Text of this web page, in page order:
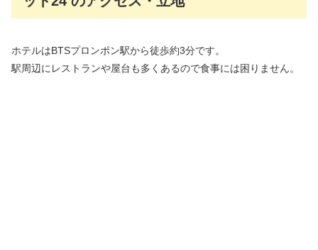
ホテルはBTSプロンポン駅から徒歩約3分です。
駅周辺にレストランや屋台も多くあるので食事には困りません。